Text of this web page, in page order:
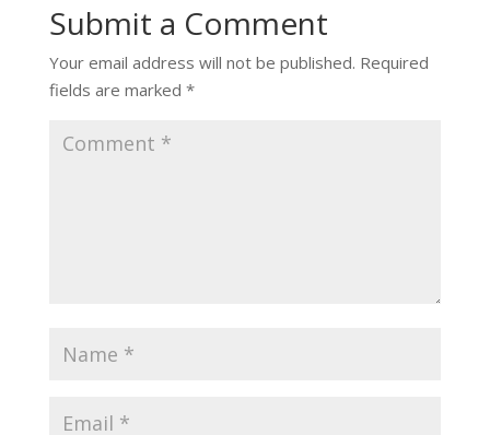
Submit a Comment
Your email address will not be published. Required
fields are marked *